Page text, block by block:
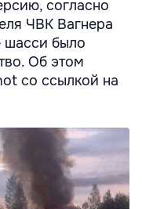
согласно
ЧВК Вагнера
шасси было
Об этом
со ссылкой на